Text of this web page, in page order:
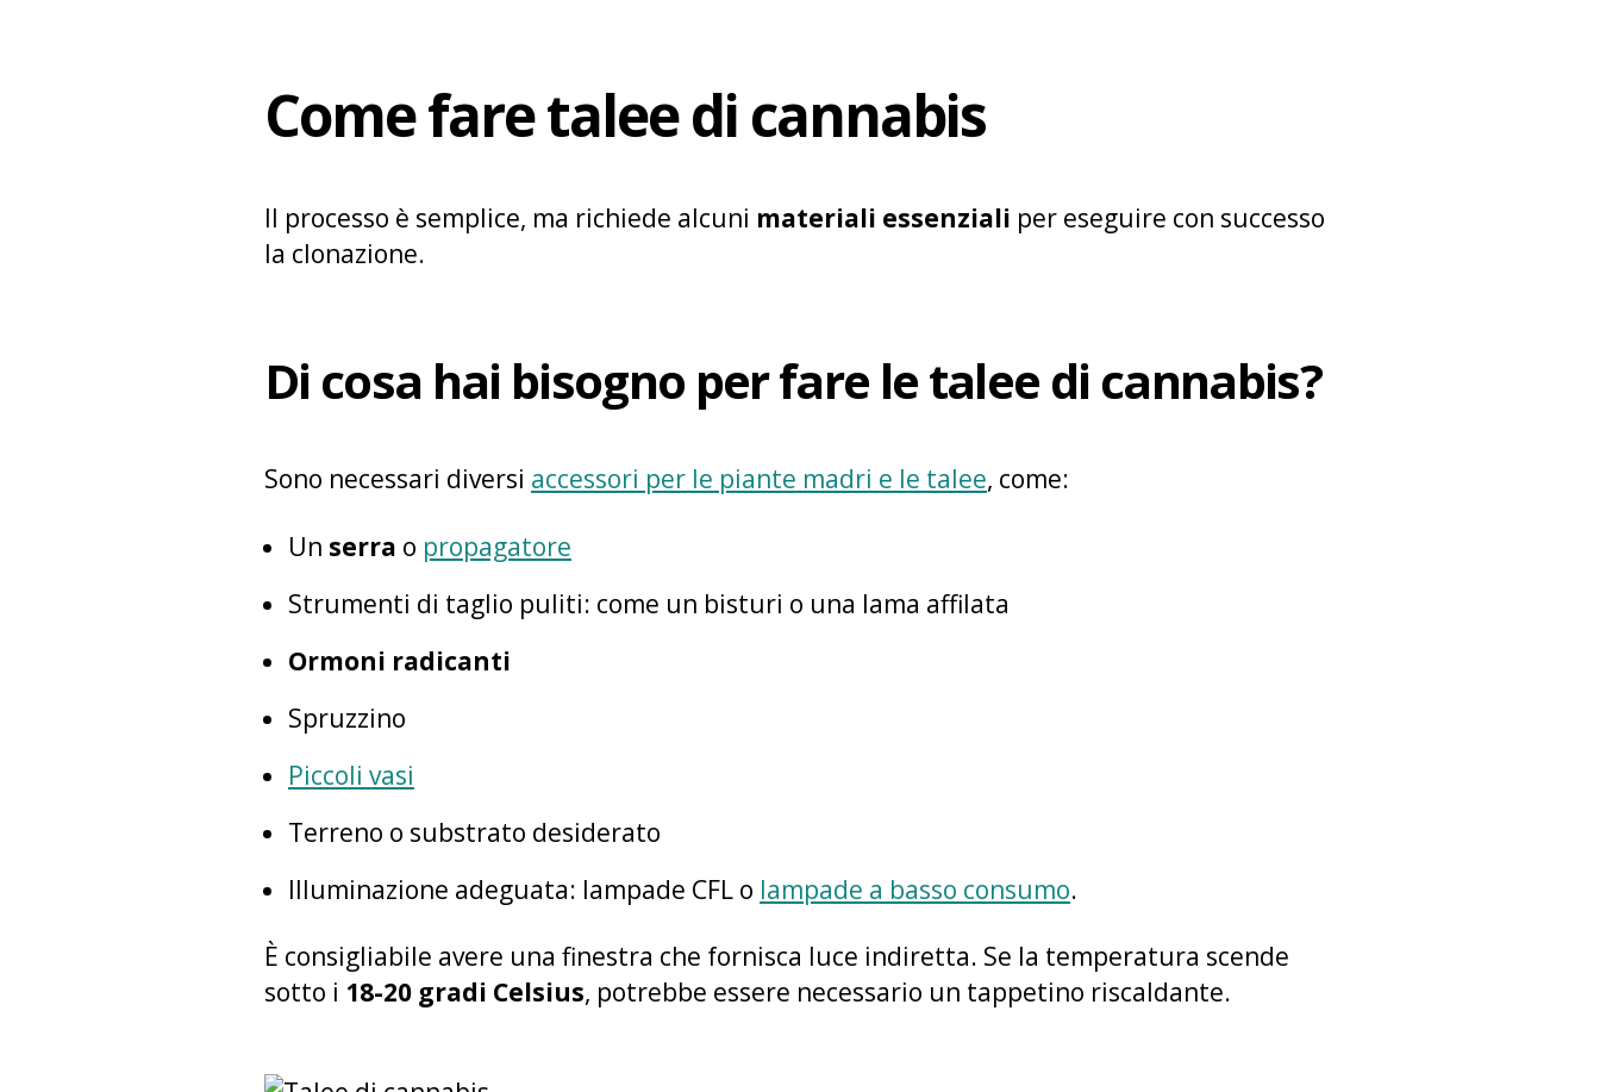
Come fare talee di cannabis
Il processo è semplice, ma richiede alcuni materiali essenziali per eseguire con successo
la clonazione.
Di cosa hai bisogno per fare le talee di cannabis?
Sono necessari diversi accessori per le piante madri e le talee, come:
Un serra o propagatore
Strumenti di taglio puliti: come un bisturi o una lama affilata
Ormoni radicanti
Spruzzino
Piccoli vasi
Terreno o substrato desiderato
Illuminazione adeguata: lampade CFL o lampade a basso consumo.
È consigliabile avere una finestra che fornisca luce indiretta. Se la temperatura scende
sotto i 18-20 gradi Celsius, potrebbe essere necessario un tappetino riscaldante.